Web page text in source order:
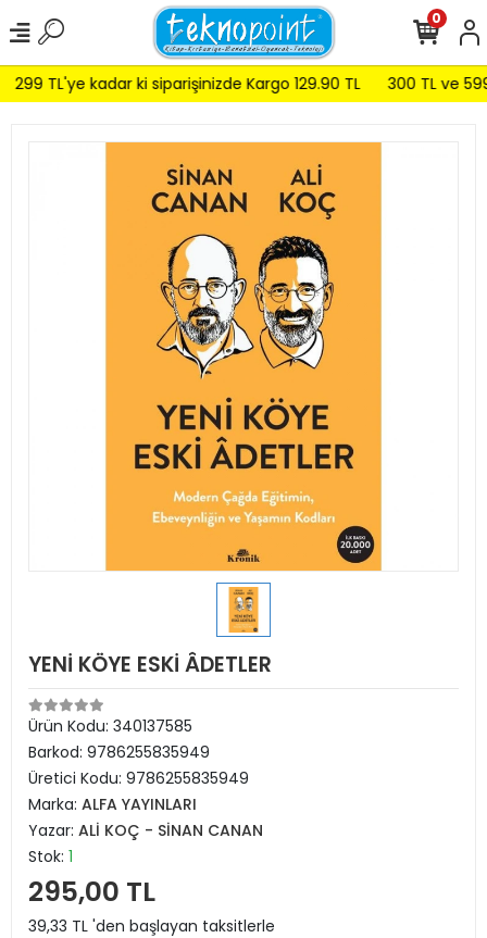
299 TL'ye kadar ki siparişinizde Kargo 129.90 TL 300 TL ve
0
YENİ KÖYE ESKİ ÂDETLER
Ürün Kodu: 340137585
Barkod: 9786255835949
Üretici Kodu: 9786255835949
Marka: ALFA YAYINLARI
Yazar: ALİ KOÇ - SİNAN CANAN
Stok: 1
295,00 TL
39,33 TL 'den başlayan taksitlerle